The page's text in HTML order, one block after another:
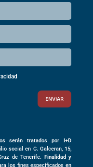
ENVIAR
serán tratados por I+D
social en C. Galceran, 15,
de Tenerife. Finalidad y
los fines especificados en